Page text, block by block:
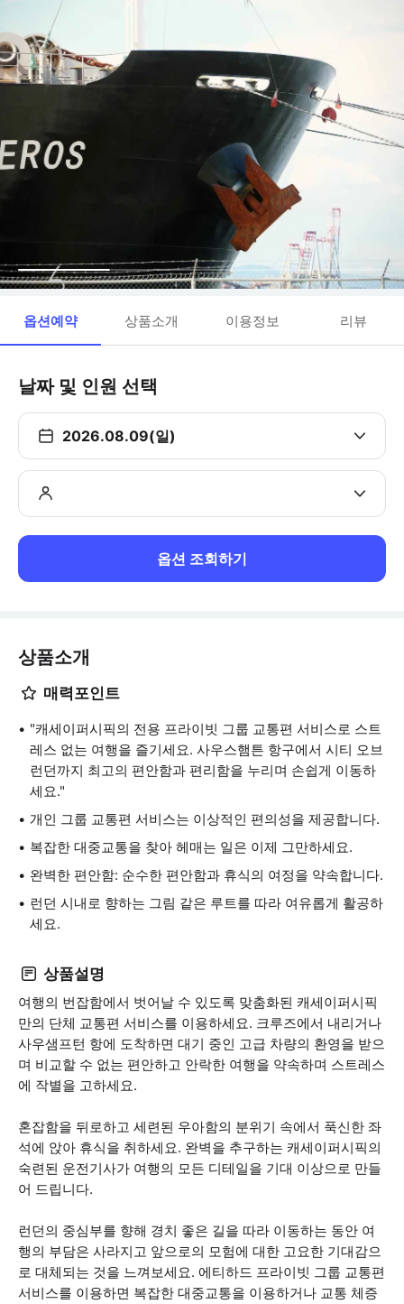
옵션예약 상품소개 이용정보 리뷰
날짜 및 인원 선택
2026.08.09(일)
옵션 조회하기
상품소개
매력포인트
"캐세이퍼시픽의 전용 프라이빗 그룹 교통편 서비스로 스트
레스 없는 여행을 즐기세요. 사우스햄튼 항구에서 시티 오브
런던까지 최고의 편안함과 편리함을 누리며 손쉽게 이동하
세요."
개인 그룹 교통편 서비스는 이상적인 편의성을 제공합니다.
복잡한 대중교통을 찾아 헤매는 일은 이제 그만하세요.
완벽한 편안함: 순수한 편안함과 휴식의 여정을 약속합니다.
런던 시내로 향하는 그림 같은 루트를 따라 여유롭게 활공하
세요.
상품설명
여행의 번잡함에서 벗어날 수 있도록 맞춤화된 캐세이퍼시픽
만의 단체 교통편 서비스를 이용하세요. 크루즈에서 내리거나
사우샘프턴 항에 도착하면 대기 중인 고급 차량의 환영을 받으
며 비교할 수 없는 편안하고 안락한 여행을 약속하며 스트레스
에 작별을 고하세요.
혼잡함을 뒤로하고 세련된 우아함의 분위기 속에서 푹신한 좌
석에 앉아 휴식을 취하세요. 완벽을 추구하는 캐세이퍼시픽의
숙련된 운전기사가 여행의 모든 디테일을 기대 이상으로 만들
어 드립니다.
런던의 중심부를 향해 경치 좋은 길을 따라 이동하는 동안 여
행의 부담은 사라지고 앞으로의 모험에 대한 고요한 기대감으
로 대체되는 것을 느껴보세요. 에티하드 프라이빗 그룹 교통편
서비스를 이용하면 복잡한 대중교통을 이용하거나 교통 체증